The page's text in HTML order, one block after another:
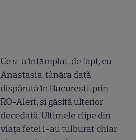
Ce s-a întâmplat, de fapt, cu
Anastasia, tânăra dată
dispărută în București, prin
RO-Alert, și găsită ulterior
decedată. Ultimele clipe din
viața fetei i-au tulburat chiar